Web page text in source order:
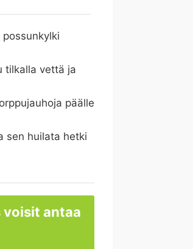
tilkalla vettä ja
päälle
sen huilata hetki
voisit antaa